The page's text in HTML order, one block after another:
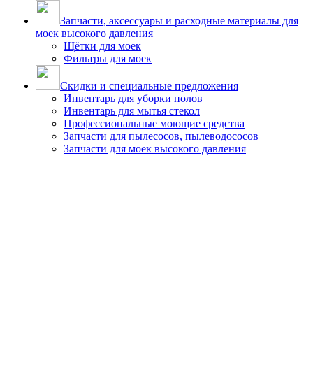
Запчасти, аксессуары и расходные материалы для
моек высокого давления
Щётки для моек
Фильтры для моек
Скидки и специальные предложения
Инвентарь для уборки полов
Инвентарь для мытья стекол
Профессиональные моющие средства
Запчасти для пылесосов, пылеводососов
Запчасти для моек высокого давления